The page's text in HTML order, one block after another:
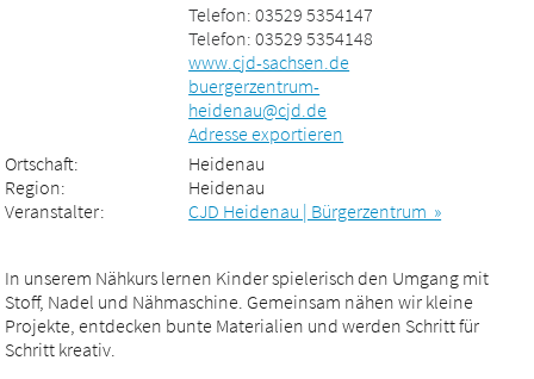
Telefon: 03529 5354147
Telefon: 03529 5354148
www.cjd-sachsen.de
buergerzentrum-
heidenau@cjd.de
Adresse exportieren
Ortschaft:
Heidenau
Region:
Heidenau
Veranstalter:
CJD Heidenau | Bürgerzentrum »
In unserem Nähkurs lernen Kinder spielerisch den Umgang mit
Stoff, Nadel und Nähmaschine. Gemeinsam nähen wir kleine
Projekte, entdecken bunte Materialien und werden Schritt für
Schritt kreativ.